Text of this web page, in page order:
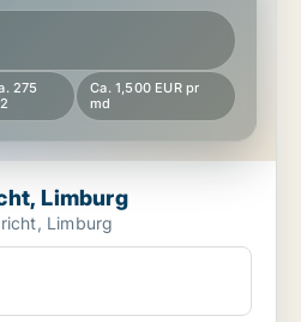
275
Ca. 1,500 EUR pr
md
Limburg
Limburg